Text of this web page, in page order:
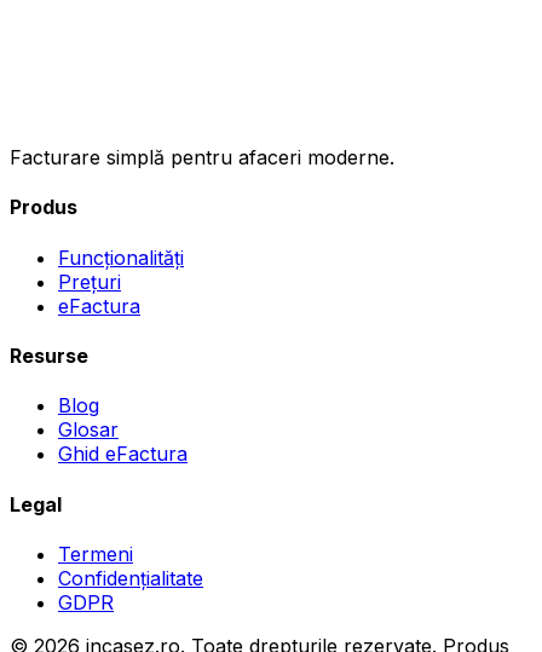
Facturare simplă pentru afaceri moderne.
Produs
Funcționalități
Prețuri
eFactura
Resurse
Blog
Glosar
Ghid eFactura
Legal
Termeni
Confidențialitate
GDPR
© 2026 incasez.ro. Toate drepturile rezervate. Produs